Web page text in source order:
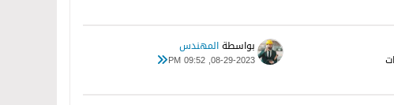
بواسطةالمهندس
08-29-2023, 09:52 PM